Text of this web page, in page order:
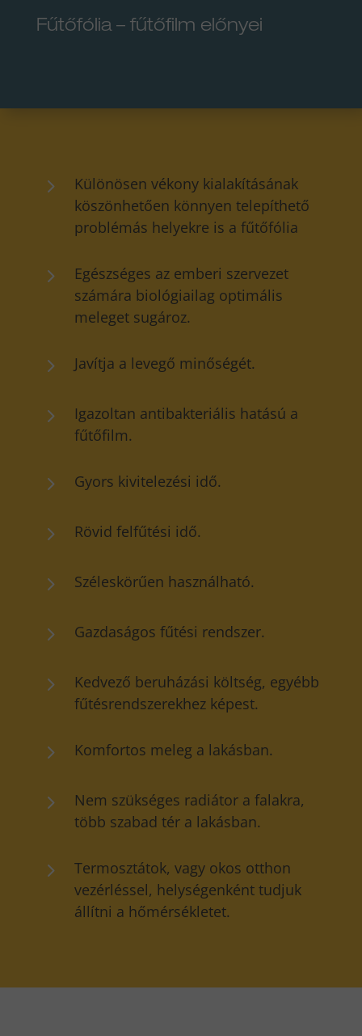
Fűtőfólia – fűtőfilm előnyei
5
Különösen vékony kialakításának
köszönhetően könnyen telepíthető
problémás helyekre is a fűtőfólia
5
Egészséges az emberi szervezet
számára biológiailag optimális
meleget sugároz.
5 Javítja a levegő minőségét.
5
Igazoltan antibakteriális hatású a
fűtőfilm.
5 Gyors kivitelezési idő.
5 Rövid felfűtési idő.
5 Széleskörűen használható.
5 Gazdaságos fűtési rendszer.
5
Kedvező beruházási költség, egyébb
fűtésrendszerekhez képest.
5 Komfortos meleg a lakásban.
5
Nem szükséges radiátor a falakra,
több szabad tér a lakásban.
5
Termosztátok, vagy okos otthon
vezérléssel, helységenként tudjuk
állítni a hőmérsékletet.